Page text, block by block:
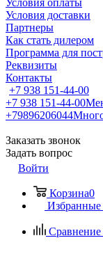
Условия оплаты
Условия доставки
Партнеры
Как стать дилером
Программа для
Реквизиты
Контакты
+7 938 151-44-00
+7 938 151-44-00
+79896206044
Заказать звонок
Задать вопрос
Войти
Корзина0
Избранные
Сравнение